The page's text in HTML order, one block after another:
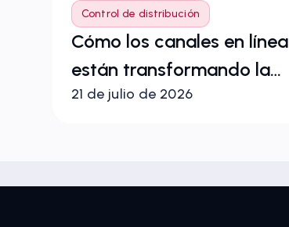
Control de distribución
Cómo los canales en línea
están transformando la
distribución de productos
Europea
21 de julio de 2026